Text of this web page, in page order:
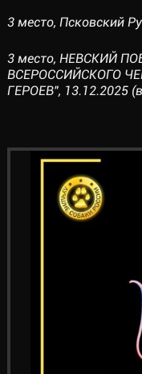
3 место, Псковский
3 место, НЕВСКИЙ
ВСЕРОССИЙСКОГО
ГЕРОЕВ", 13.12.2025